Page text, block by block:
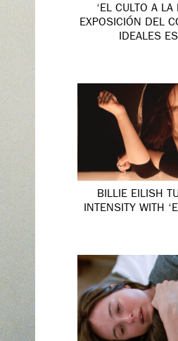
‘EL CULTO A LA
EXPOSICIÓN DEL
IDEALES
BILLIE EILISH
INTENSITY WITH